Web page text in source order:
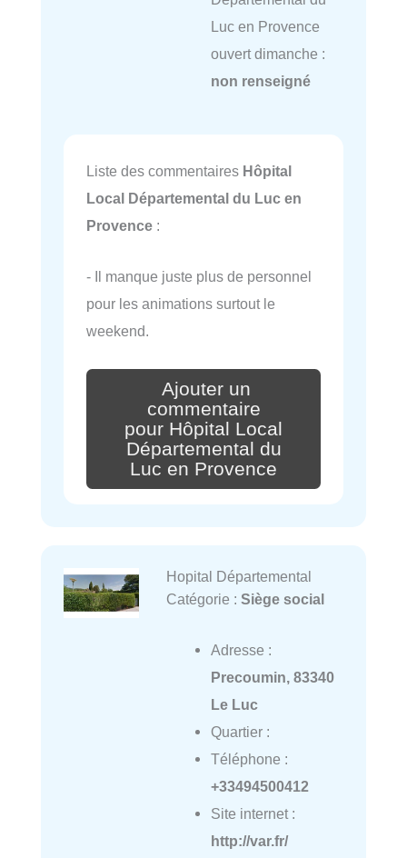
Luc en Provence
ouvert dimanche :
non renseigné
Liste des commentaires Hôpital
Local Départemental du Luc en
Provence :
- Il manque juste plus de personnel
pour les animations surtout le
weekend.
Ajouter un
commentaire
pour Hôpital Local
Départemental du
Luc en Provence
Hopital Départemental
Catégorie : Siège social
Adresse :
Precoumin, 83340
Le Luc
Quartier :
Téléphone :
+33494500412
Site internet :
http://var.fr/